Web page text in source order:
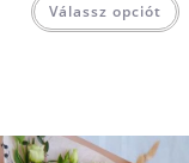
Válassz opciót